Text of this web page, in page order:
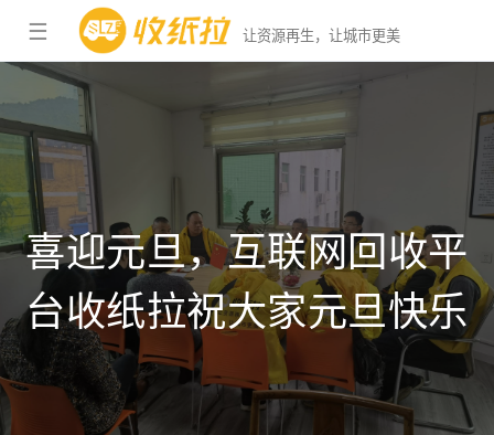
☰ 让资源再生，让城市更美
喜迎元旦，互联网回收平
台收纸拉祝大家元旦快乐